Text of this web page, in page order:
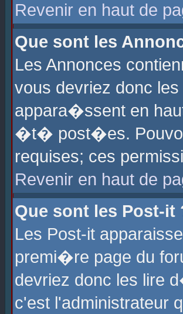
Revenir en haut de
Que sont les
Les Annonces
vous devriez donc
appara�ssent en
�t� post�es.
requises; ces
Revenir en haut de
Que sont les Post-it
Les Post-it
premi�re page du
devriez donc les lire
c'est l'administrateur